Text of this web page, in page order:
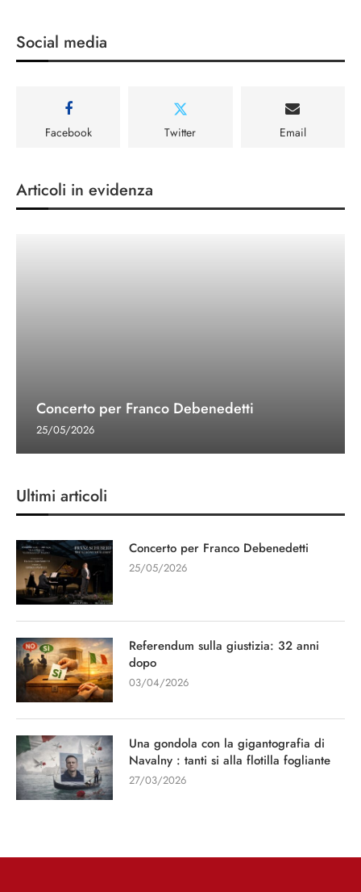
Social media
Facebook Twitter Email
Articoli in evidenza
Concerto per Franco Debenedetti
25/05/2026
Ultimi articoli
Concerto per Franco Debenedetti
25/05/2026
Referendum sulla giustizia: 32 anni
dopo
03/04/2026
Una gondola con la gigantografia di
Navalny : tanti si alla flotilla fogliante
27/03/2026